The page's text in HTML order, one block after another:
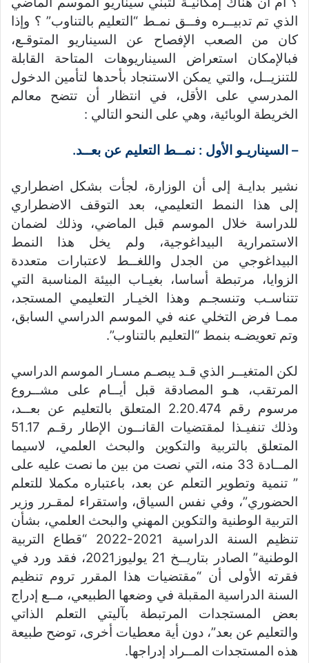
الذي تم تدبيــره وفــق نمـط “التعليم بالتناوب” ؟ وإذا
كان من الصعب الإفصاح عن السيناريو المتوقـع،
فبالإمكان استعراض السيناريوهات المتاحة القابلة
للتنزيــل، والتي يمكن الاستنجاد بأحدها لتأمين الدخول
المدرسي على الأقل، في انتظار أن تتضح معالم
الخريطة الوبائية، وهي على النحو التالي :
– السيناريـو الأول : نمــط التعليم عن بعــد.
نشير بدايـة إلى أن الوزارة، لجأت بشكل اضطراري
إلى هذا النمط التعليمي، بعد التوقف الاضطراري
للدراسة خلال الموسم قبل الماضي، وذلك لضمان
الاستمرارية البيداغوجية، ولم يخل هذا النمط
البيداغوجي من الجدل واللغــط لاعتبارات متعددة
الزوايا، مرتبطة أساسا، بغيـاب البيئة المناسبة التي
تتناسـب وتنسجـم وهذا الخيـار التعليمي المستجد،
ممـا فرض التخلي عنه في الموسم الدراسي السابق،
وتم تعويضـه بنمط “التعليم بالتناوب”.
لكن المتغيــر الذي قـد يبصـم مسـار الموسم الدراسي
المرتقب، هـو المصادقة قبل أيــام على مشــروع
مرسوم رقم 2.20.474 المتعلق بالتعليم عن بعــد،
وذلك تنفيـذا لمقتضيات القانــون الإطار رقـم 51.17
المتعلق بالتربية والتكوين والبحث العلمي، لاسيما
المــادة 33 منه، التي نصت من بين ما نصت عليه على
” تنمیة وتطویر التعلم عن بعد، باعتباره مكملا للتعلم
الحضوري”، وفي نفس السياق، واستقراء لمقـرر وزير
التربية الوطنية والتكوين المهني والبحث العلمي، بشأن
تنظيم السنة الدراسية 2021-2022 “قطاع التربية
الوطنية” الصادر بتاريــخ 21 يوليوز2021، فقد ورد في
فقرته الأولى أن “مقتضيات هذا المقرر تروم تنظيم
السنة الدراسية المقبلة في وضعها الطبيعي، مــع إدراج
بعض المستجدات المرتبطة بآليتي التعلم الذاتي
والتعليم عن بعد”، دون أية معطيات أخرى، توضح طبيعة
هذه المستجدات المــراد إدراجها.